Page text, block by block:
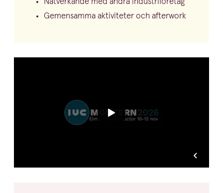
Nätverkande med andra industriföretag
Gemensamma aktiviteter och afterwork